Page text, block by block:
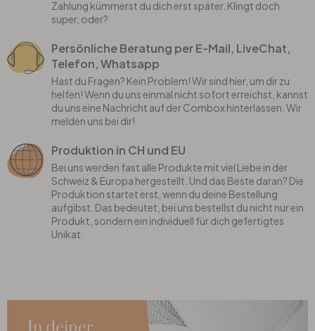
Zahlung kümmerst du dich erst später. Klingt doch
super, oder?
Persönliche Beratung per E-Mail, LiveChat,
Telefon, Whatsapp
Hast du Fragen? Kein Problem! Wir sind hier, um dir zu
helfen! Wenn du uns einmal nicht sofort erreichst, kannst
du uns eine Nachricht auf der Combox hinterlassen. Wir
melden uns bei dir!
Produktion in CH und EU
Bei uns werden fast alle Produkte mit viel Liebe in der
Schweiz & Europa hergestellt. Und das Beste daran? Die
Produktion startet erst, wenn du deine Bestellung
aufgibst. Das bedeutet, bei uns bestellst du nicht nur ein
Produkt, sondern ein individuell für dich gefertigtes
Unikat.